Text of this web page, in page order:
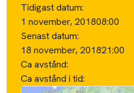
Tidigast datum:
1 november, 201808:00
Senast datum:
18 november, 201821:00
Ca avstånd:
Ca avstånd i tid: